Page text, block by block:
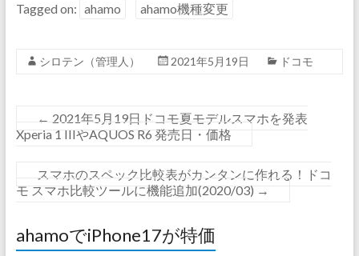
Tagged on: ahamo ahamo機種変更
シロテン（管理人） 2021年5月19日 ドコモ
← 2021年5月19日ドコモ夏モデルスマホを発表
Xperia 1 IIIやAQUOS R6 発売日・価格
スマホのスペック比較表がカンタンに作れる！ドコ
モ スマホ比較ツールに機能追加(2020/03) →
ahamoでiPhone17が特価